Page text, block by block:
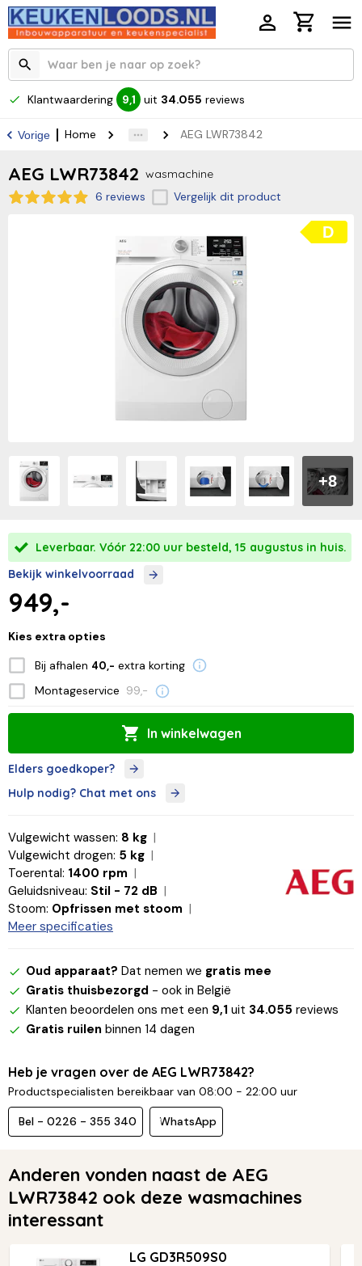
Klantwaardering 9,1 uit 34.055 reviews
Vorige Home AEG LWR73842
AEG LWR73842 wasmachine
6 reviews
Vergelijk dit product
+8
D
Leverbaar. Vóór 22:00 uur besteld, 15 augustus in huis.
Bekijk winkelvoorraad
949,-
Kies extra opties
Bij afhalen 40,- extra korting
Montageservice 99,-
In winkelwagen
Elders goedkoper?
Hulp nodig? Chat met ons
Vulgewicht wassen: 8 kg
Vulgewicht drogen: 5 kg
Toerental: 1400 rpm
Geluidsniveau: Stil - 72 dB
Stoom: Opfrissen met stoom
Meer specificaties
Oud apparaat? Dat nemen we gratis mee
Gratis thuisbezorgd - ook in België
Klanten beoordelen ons met een 9,1 uit 34.055 reviews
Gratis ruilen binnen 14 dagen
Heb je vragen over de AEG LWR73842?
Productspecialisten bereikbaar van 08:00 - 22:00 uur
Bel - 0226 - 355 340 WhatsApp
Anderen vonden naast de AEG
LWR73842 ook deze wasmachines
interessant
LG GD3R509S0